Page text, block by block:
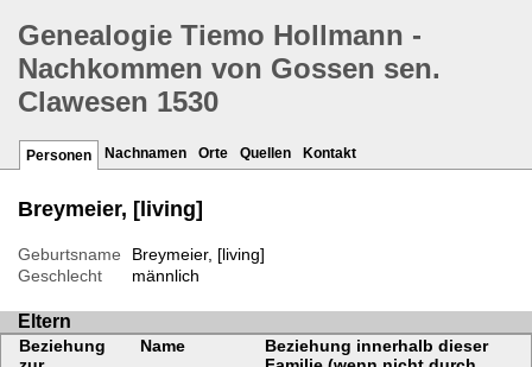
Genealogie Tiemo Hollmann -
Nachkommen von Gossen sen.
Clawesen 1530
Personen Nachnamen Orte Quellen Kontakt
Breymeier, [living]
Geburtsname
Breymeier, [living]
Geschlecht
männlich
Eltern
Beziehung
Name
Beziehung innerhalb dieser